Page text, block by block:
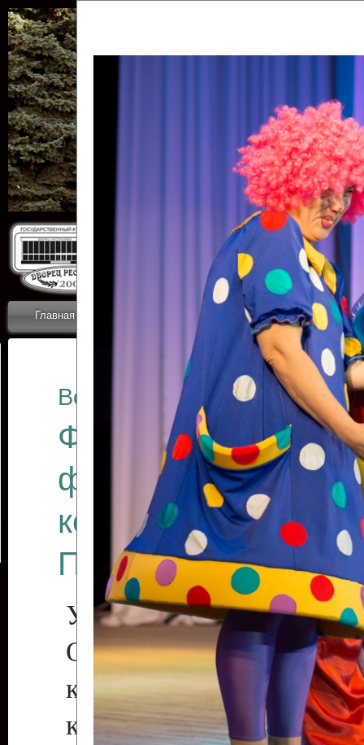
Главная Коллективы Новости
ОТЧЕТЫ ГКЦ
Все отчеты
Финал
фестиваля
коллективов
Приднестровского
Участники фестиваля:
Образцовый
коллектив
культуры с.